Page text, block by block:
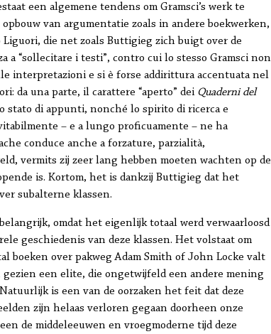
een algemene tendens om Gramsci’s werk te
van argumentatie zoals in andere boekwerken,
die net zoals Buttigieg zich buigt over de
“sollecitare i testi”, contro cui lo stesso Gramsci non
interpretazioni e si è forse addirittura accentuata nel
da una parte, il carattere “aperto” dei Quaderni del
stato di appunti, nonché lo spirito di ricerca e
– e a lungo proficuamente – ne ha
conduce anche a forzature, parzialità,
vermits zij zeer lang hebben moeten wachten op de
is. Kortom, het is dankzij Buttigieg dat het
subalterne klassen.
omdat het eigenlijk totaal werd verwaarloosd
geschiedenis van deze klassen. Het volstaat om
over pakweg Adam Smith of John Locke valt
een elite, die ongetwijfeld een andere mening
is een van de oorzaken het feit dat deze
zijn helaas verloren gegaan doorheen onze
de middeleeuwen en vroegmoderne tijd deze